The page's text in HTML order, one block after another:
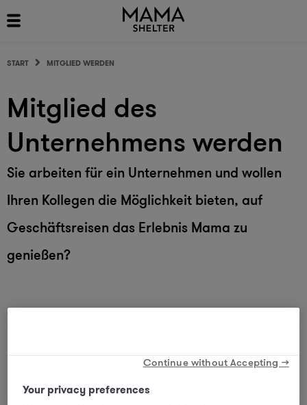
START MITGLIED WERDEN
Mitglied des
Unternehmens werden
Sie arbeiten für ein Unternehmen und wollen
Ihren Kollegen die Möglichkeit bieten, auf
Geschäftsreisen das Erlebnis Mama zu
genießen?
Company
Last name
Your privacy preferences
Continue without Accepting →